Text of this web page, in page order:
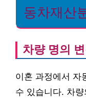
동차재산
차량 명의
이혼 과정에서 자
수 있습니다. 차